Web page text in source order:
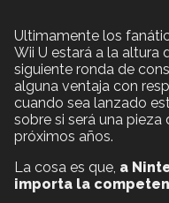
Ultimamente los
Wii U estará a la altura
siguiente ronda de
alguna ventaja con
cuando sea lanzado
sobre si será una
próximos años.
La cosa es que, a
importa la